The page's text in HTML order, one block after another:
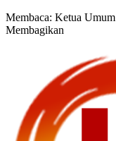
Membaca: Ketua
Membagikan